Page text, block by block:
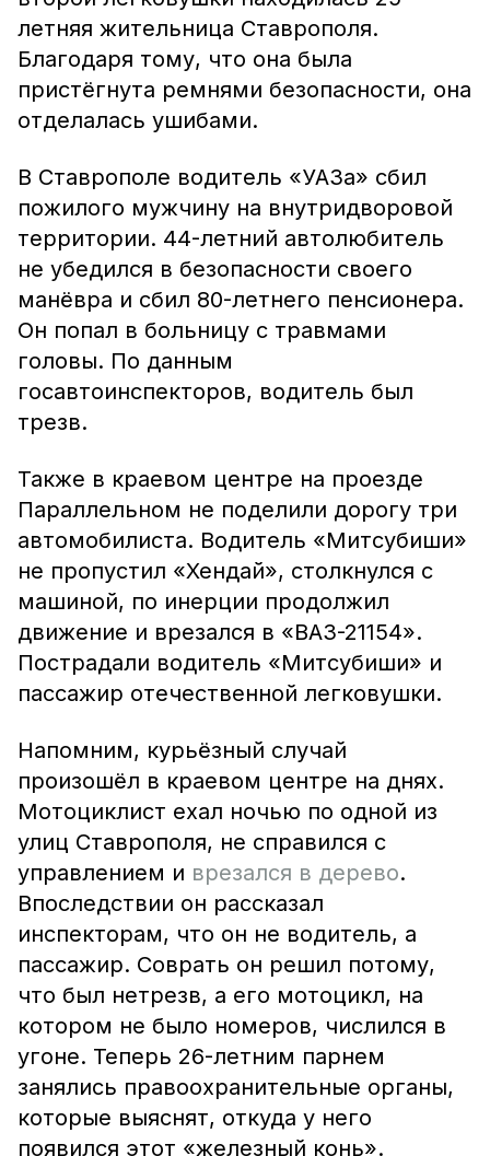
летняя жительница Ставрополя.
Благодаря тому, что она была
пристёгнута ремнями безопасности, она
отделалась ушибами.
В Ставрополе водитель «УАЗа» сбил
пожилого мужчину на внутридворовой
территории. 44-летний автолюбитель
не убедился в безопасности своего
манёвра и сбил 80-летнего пенсионера.
Он попал в больницу с травмами
головы. По данным
госавтоинспекторов, водитель был
трезв.
Также в краевом центре на проезде
Параллельном не поделили дорогу три
автомобилиста. Водитель «Митсубиши»
не пропустил «Хендай», столкнулся с
машиной, по инерции продолжил
движение и врезался в «ВАЗ-21154».
Пострадали водитель «Митсубиши» и
пассажир отечественной легковушки.
Напомним, курьёзный случай
произошёл в краевом центре на днях.
Мотоциклист ехал ночью по одной из
улиц Ставрополя, не справился с
управлением и врезался в дерево.
Впоследствии он рассказал
инспекторам, что он не водитель, а
пассажир. Соврать он решил потому,
что был нетрезв, а его мотоцикл, на
котором не было номеров, числился в
угоне. Теперь 26-летним парнем
занялись правоохранительные органы,
которые выяснят, откуда у него
появился этот «железный конь».